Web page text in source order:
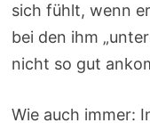
sich fühlt, wenn
bei den ihm
nicht so gut
Wie auch immer: